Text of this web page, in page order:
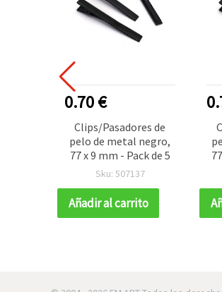
0.70 €
Clips/Pasadores de
pelo de metal negro,
77 x 9 mm - Pack de 5
Sku: 507137
Añadir al carrito